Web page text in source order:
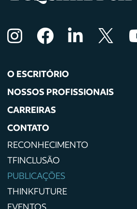
O ESCRITÓRIO
NOSSOS PROFISSIONAIS
CARREIRAS
CONTATO
RECONHECIMENTO
TFINCLUSÃO
PUBLICAÇÕES
THINKFUTURE
EVENTOS